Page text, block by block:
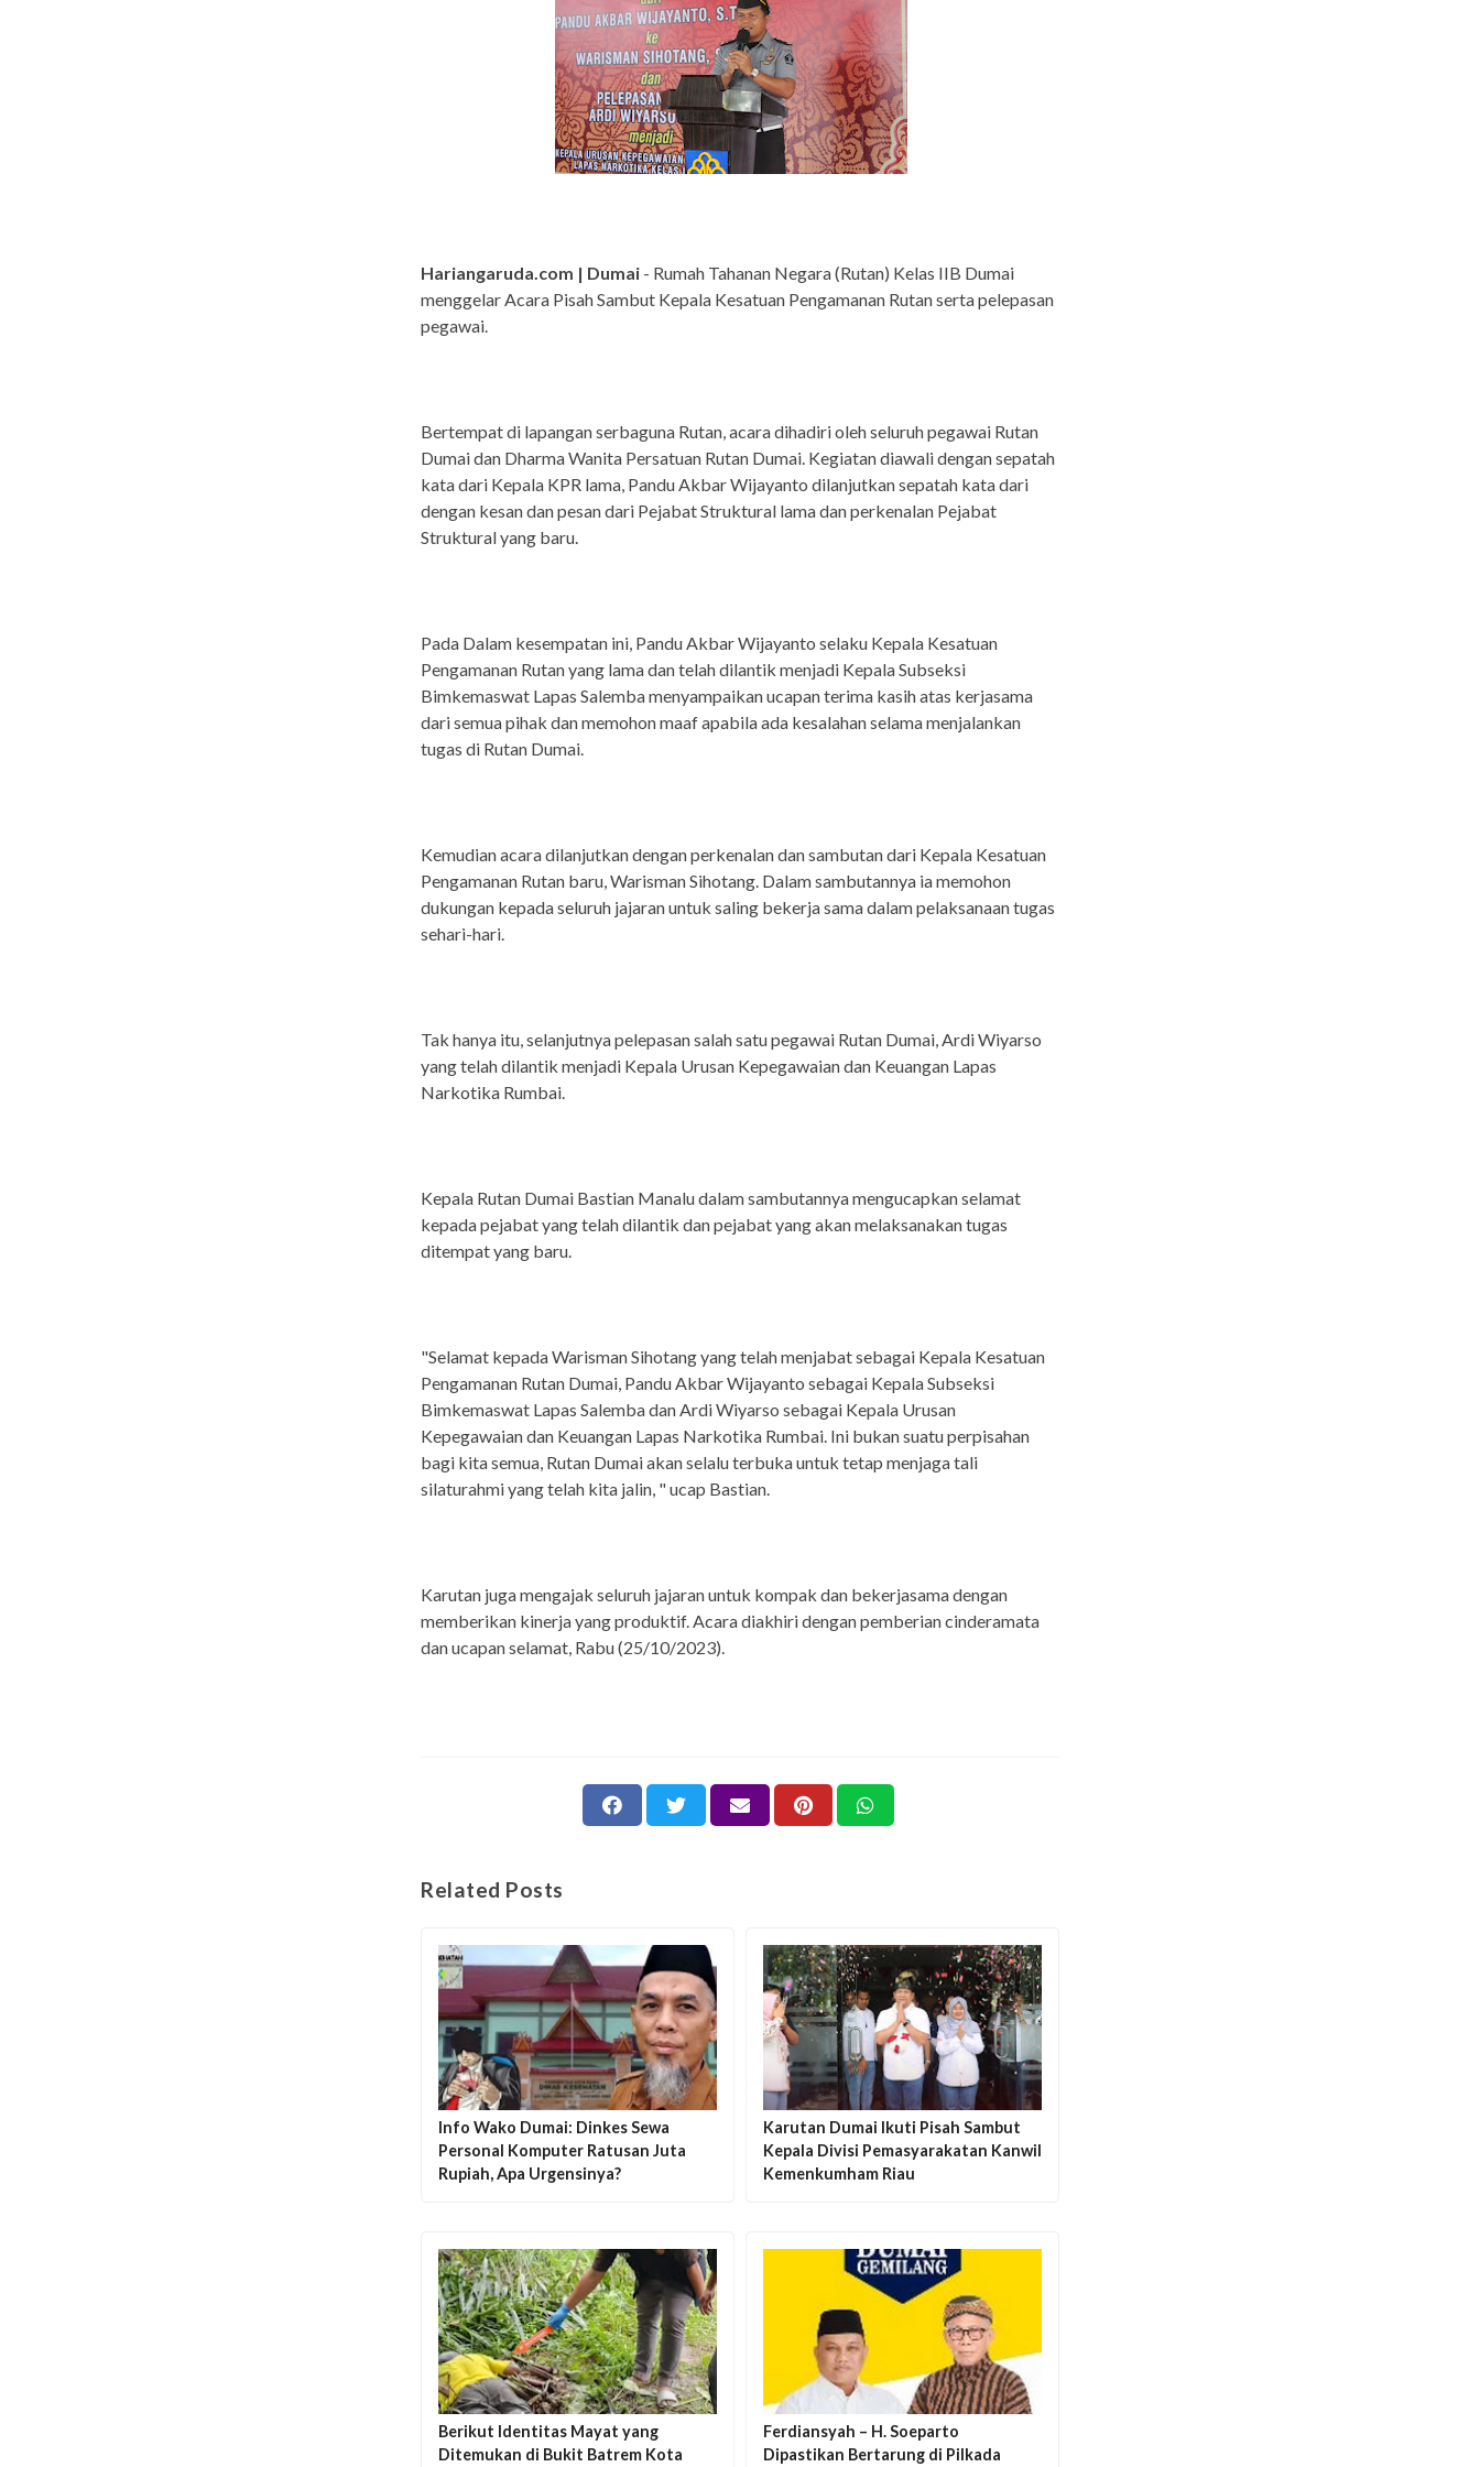
Hariangaruda.com | Dumai - Rumah Tahanan Negara (Rutan) Kelas IIB Dumai
menggelar Acara Pisah Sambut Kepala Kesatuan Pengamanan Rutan serta pelepasan
pegawai.
Bertempat di lapangan serbaguna Rutan, acara dihadiri oleh seluruh pegawai Rutan
Dumai dan Dharma Wanita Persatuan Rutan Dumai. Kegiatan diawali dengan sepatah
kata dari Kepala KPR lama, Pandu Akbar Wijayanto dilanjutkan sepatah kata dari
dengan kesan dan pesan dari Pejabat Struktural lama dan perkenalan Pejabat
Struktural yang baru.
Pada Dalam kesempatan ini, Pandu Akbar Wijayanto selaku Kepala Kesatuan
Pengamanan Rutan yang lama dan telah dilantik menjadi Kepala Subseksi
Bimkemaswat Lapas Salemba menyampaikan ucapan terima kasih atas kerjasama
dari semua pihak dan memohon maaf apabila ada kesalahan selama menjalankan
tugas di Rutan Dumai.
Kemudian acara dilanjutkan dengan perkenalan dan sambutan dari Kepala Kesatuan
Pengamanan Rutan baru, Warisman Sihotang. Dalam sambutannya ia memohon
dukungan kepada seluruh jajaran untuk saling bekerja sama dalam pelaksanaan tugas
sehari-hari.
Tak hanya itu, selanjutnya pelepasan salah satu pegawai Rutan Dumai, Ardi Wiyarso
yang telah dilantik menjadi Kepala Urusan Kepegawaian dan Keuangan Lapas
Narkotika Rumbai.
Kepala Rutan Dumai Bastian Manalu dalam sambutannya mengucapkan selamat
kepada pejabat yang telah dilantik dan pejabat yang akan melaksanakan tugas
ditempat yang baru.
"Selamat kepada Warisman Sihotang yang telah menjabat sebagai Kepala Kesatuan
Pengamanan Rutan Dumai, Pandu Akbar Wijayanto sebagai Kepala Subseksi
Bimkemaswat Lapas Salemba dan Ardi Wiyarso sebagai Kepala Urusan
Kepegawaian dan Keuangan Lapas Narkotika Rumbai. Ini bukan suatu perpisahan
bagi kita semua, Rutan Dumai akan selalu terbuka untuk tetap menjaga tali
silaturahmi yang telah kita jalin, " ucap Bastian.
Karutan juga mengajak seluruh jajaran untuk kompak dan bekerjasama dengan
memberikan kinerja yang produktif. Acara diakhiri dengan pemberian cinderamata
dan ucapan selamat, Rabu (25/10/2023).
Related Posts
Info Wako Dumai: Dinkes Sewa
Personal Komputer Ratusan Juta
Rupiah, Apa Urgensinya?
Karutan Dumai Ikuti Pisah Sambut
Kepala Divisi Pemasyarakatan Kanwil
Kemenkumham Riau
Berikut Identitas Mayat yang
Ditemukan di Bukit Batrem Kota
Ferdiansyah – H. Soeparto
Dipastikan Bertarung di Pilkada